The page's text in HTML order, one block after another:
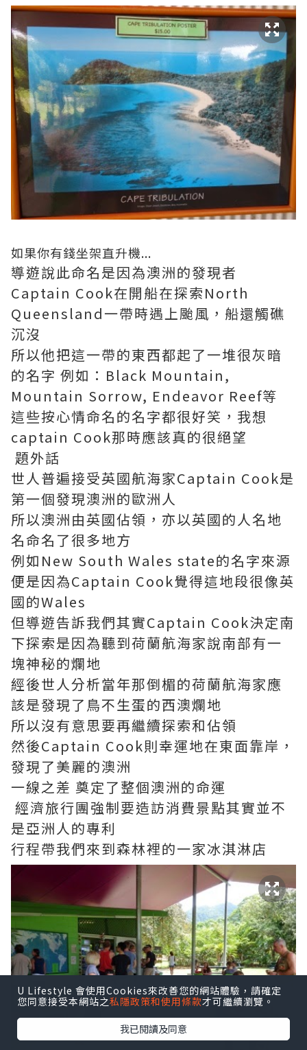
如果你有錢坐架直升機...
導遊說此命名是因為澳洲的發現者
Captain Cook在開船在探索North
Queensland一帶時遇上颱風，船還觸礁
沉沒
所以他把這一帶的東西都起了一堆很灰暗
的名字 例如：Black Mountain,
Mountain Sorrow, Endeavor Reef等
這些按心情命名的名字都很好笑，我想
captain Cook那時應該真的很絕望
題外話
世人普遍接受英國航海家Captain Cook是
第一個發現澳洲的歐洲人
所以澳洲由英國佔領，亦以英國的人名地
名命名了很多地方
例如New South Wales state的名字來源
便是因為Captain Cook覺得這地段很像英
國的Wales
但導遊告訴我們其實Captain Cook決定南
下探索是因為聽到荷蘭航海家說南部有一
塊神秘的爛地
經後世人分析當年那倒楣的荷蘭航海家應
該是發現了鳥不生蛋的西澳爛地
所以沒有意思要再繼續探索和佔領
然後Captain Cook則幸運地在東面靠岸，
發現了美麗的澳洲
一線之差 奠定了整個澳洲的命運
經濟旅行團強制要造訪消費景點其實並不
是亞洲人的專利
行程帶我們來到森林裡的一家冰淇淋店
U Lifestyle 會使用Cookies來改善您的網站體驗，請確定
您同意接受本網站之私隱政策和使用條款才可繼續瀏覽。
我已閱讀及同意